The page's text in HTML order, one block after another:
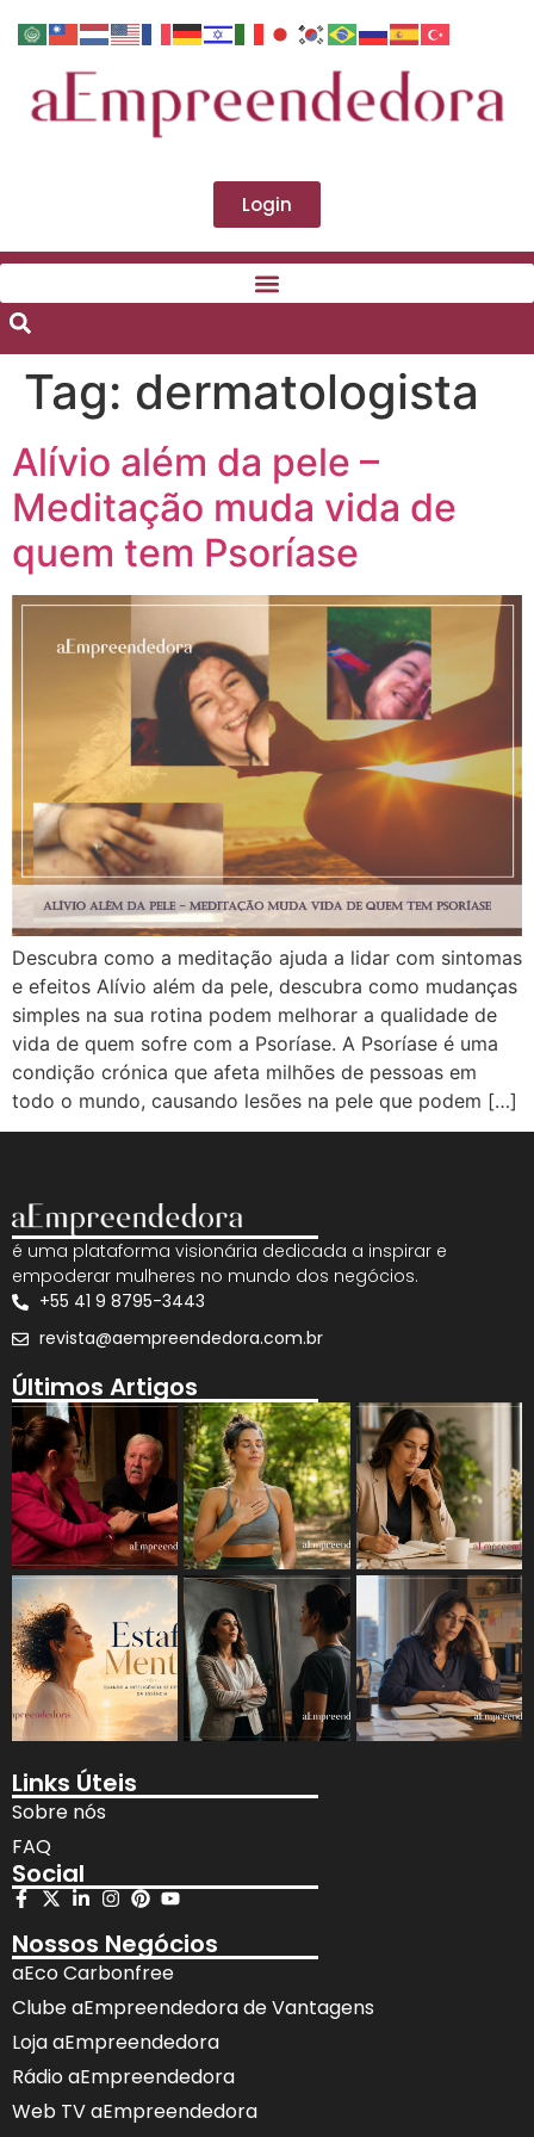
Login
Tag: dermatologista
Alívio além da pele –
Meditação muda vida de
quem tem Psoríase
Descubra como a meditação ajuda a lidar com sintomas
e efeitos Alívio além da pele, descubra como mudanças
simples na sua rotina podem melhorar a qualidade de
vida de quem sofre com a Psoríase. A Psoríase é uma
condição crónica que afeta milhões de pessoas em
todo o mundo, causando lesões na pele que podem […]
é uma plataforma visionária dedicada a inspirar e
empoderar mulheres no mundo dos negócios.
+55 41 9 8795-3443
revista@aempreendedora.com.br
Últimos Artigos
Links Úteis
Sobre nós
FAQ
Social
Nossos Negócios
aEco Carbonfree
Clube aEmpreendedora de Vantagens
Loja aEmpreendedora
Rádio aEmpreendedora
Web TV aEmpreendedora